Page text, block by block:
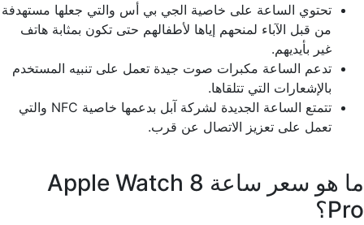
تحتوي الساعة على خاصية الجي بي أس والتي جعلها مستهدفة
من قبل الآباء لمنحهم إياها لأطفالهم حتى تكون بمثابة هاتف
غير بأيديهم.
تدعم الساعة مكبرات صوت جيدة تعمل على تنبيه المستخدم
بالإشعارات التي تتلقاها.
تتمتع الساعة الجديدة لشركة آبل بدعمها خاصية NFC والتي
تعمل على تعزيز الاتصال عن قرب.
ما هو سعر ساعة Apple Watch 8
Pro؟